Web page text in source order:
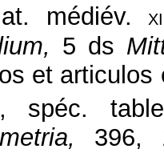
médiév.
5 ds
et articulos
spéc.
396,